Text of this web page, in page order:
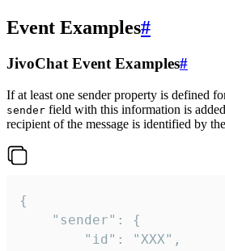
Event Examples#
JivoChat Event Examples#
If at least one sender property is defined
sender field with this information is
recipient of the message is identified by the
{